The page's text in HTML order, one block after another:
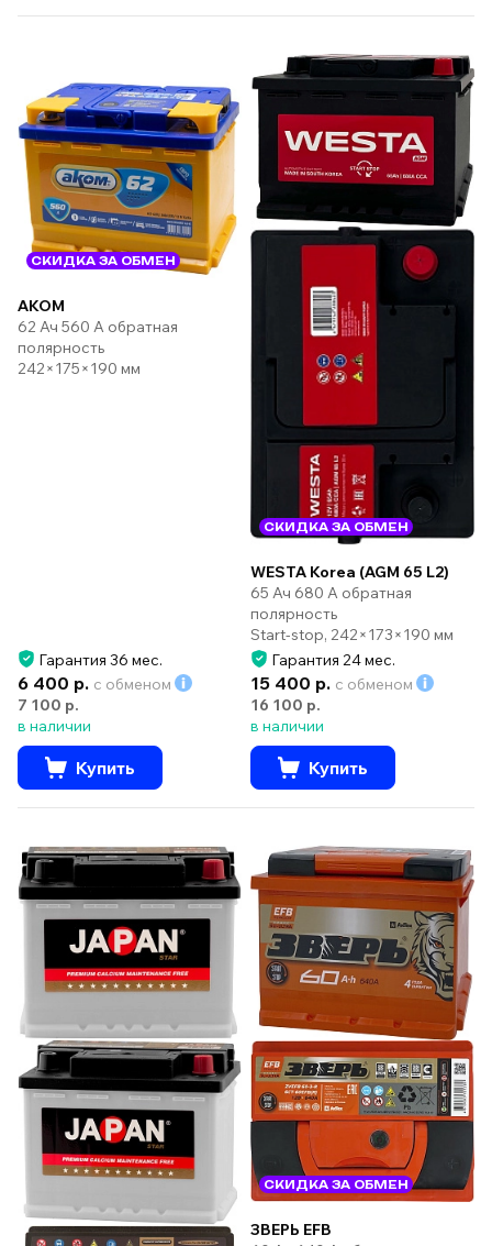
СКИДКА ЗА ОБМЕН
AKOM
62 Ач 560 А обратная
полярность
242×175×190 мм
Гарантия 36 мес.
6 400 р. с обменом
7 100 р.
в наличии
Купить
СКИДКА ЗА ОБМЕН
WESTA Korea (AGM 65 L2)
65 Ач 680 А обратная
полярность
Start-stop, 242×173×190 мм
Гарантия 24 мес.
15 400 р. с обменом
16 100 р.
в наличии
Купить
СКИДКА ЗА ОБМЕН
ЗВЕРЬ EFB